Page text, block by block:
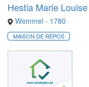
Hestia Marie Louise
Wemmel - 1780
MAISON DE REPOS